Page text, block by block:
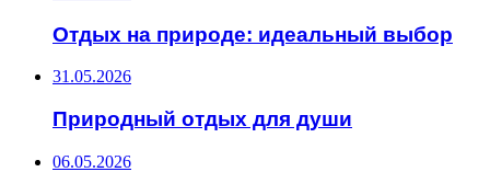
Отдых на природе: идеальный выбор
31.05.2026
Природный отдых для души
06.05.2026